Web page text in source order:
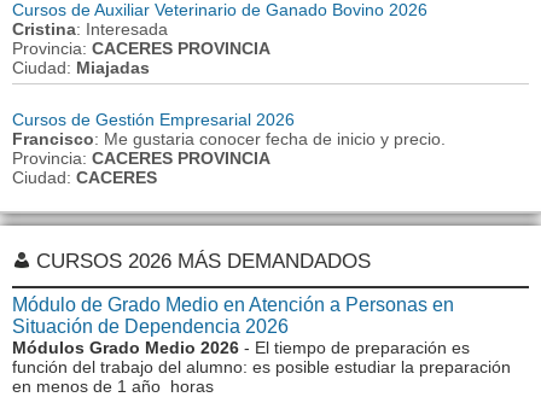
Cursos de Auxiliar Veterinario de Ganado Bovino 2026
Cristina: Interesada
Provincia: CACERES PROVINCIA
Ciudad: Miajadas
Cursos de Gestión Empresarial 2026
Francisco: Me gustaria conocer fecha de inicio y precio.
Provincia: CACERES PROVINCIA
Ciudad: CACERES
CURSOS 2026 MÁS DEMANDADOS
Módulo de Grado Medio en Atención a Personas en
Situación de Dependencia 2026
Módulos Grado Medio 2026 - El tiempo de preparación es
función del trabajo del alumno: es posible estudiar la preparación
en menos de 1 año horas